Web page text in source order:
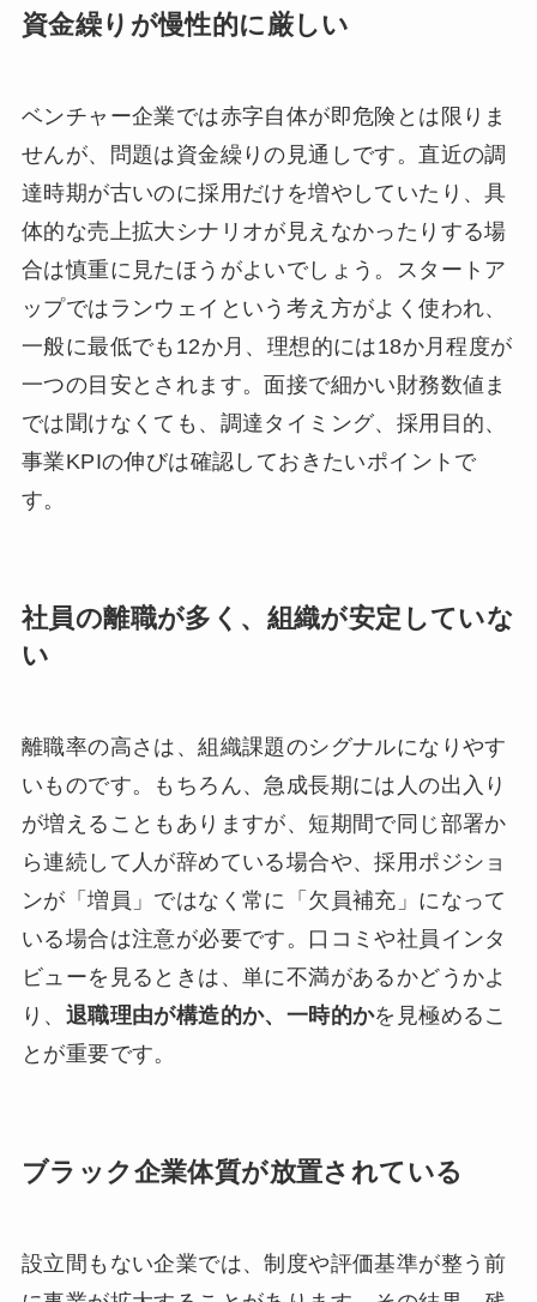
資金繰りが慢性的に厳しい
ベンチャー企業では赤字自体が即危険とは限りま
せんが、問題は資金繰りの見通しです。直近の調
達時期が古いのに採用だけを増やしていたり、具
体的な売上拡大シナリオが見えなかったりする場
合は慎重に見たほうがよいでしょう。スタートア
ップではランウェイという考え方がよく使われ、
一般に最低でも12か月、理想的には18か月程度が
一つの目安とされます。面接で細かい財務数値ま
では聞けなくても、調達タイミング、採用目的、
事業KPIの伸びは確認しておきたいポイントで
す。
社員の離職が多く、組織が安定していな
い
離職率の高さは、組織課題のシグナルになりやす
いものです。もちろん、急成長期には人の出入り
が増えることもありますが、短期間で同じ部署か
ら連続して人が辞めている場合や、採用ポジショ
ンが「増員」ではなく常に「欠員補充」になって
いる場合は注意が必要です。口コミや社員インタ
ビューを見るときは、単に不満があるかどうかよ
り、 退職理由が構造的か、一時的かを見極めるこ
とが重要です。
ブラック企業体質が放置されている
設立間もない企業では、制度や評価基準が整う前